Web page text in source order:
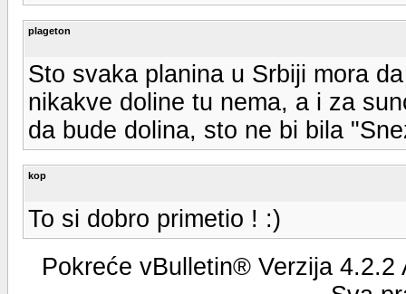
plageton
Sto svaka planina u Srbiji mora
nikakve doline tu nema, a i za
da bude dolina, sto ne bi bila
kop
To si dobro primetio ! :)
Pokreće vBulletin® Verzija